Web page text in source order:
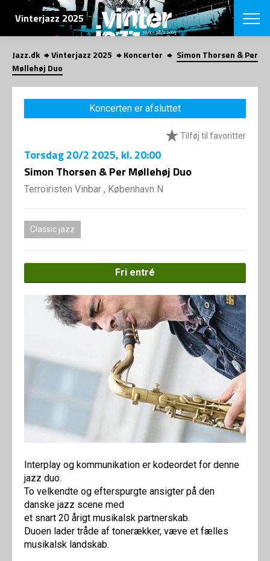
SØG
Vinterjazz 2025
English
VÆLG
VINTERJAZZ
Temaer
LOCATIONS
Om fonden
SHOP
Jazz.dk Vinterjazz 2025 Koncerter
Simon Thorsen & Per
Møllehøj Duo
Koncerten er afsluttet
Tilføj til favoritter
Torsdag20/2 2025, kl. 20:00
Simon Thorsen & Per Møllehøj Duo
Terroiristen Vinbar , København N
Classic jazz
Fri entré
Interplay og kommunikation er kodeordet for denne
jazz duo.
To velkendte og efterspurgte ansigter på den
danske jazz scene med
et snart 20 årigt musikalsk partnerskab.
Duoen lader tråde af tonerækker, væve et fælles
musikalsk landskab.